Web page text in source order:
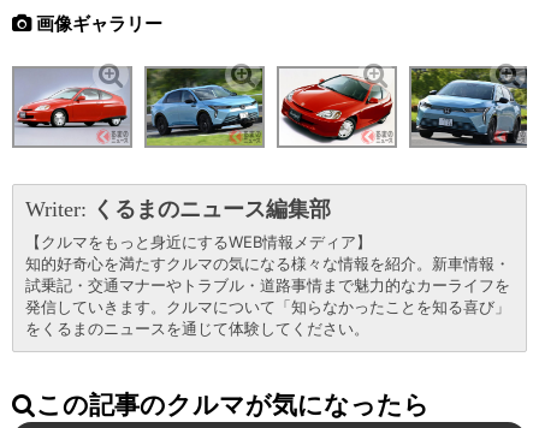
画像ギャラリー
Writer: くるまのニュース編集部
【クルマをもっと身近にするWEB情報メディア】
知的好奇心を満たすクルマの気になる様々な情報を紹介。新車情報・
試乗記・交通マナーやトラブル・道路事情まで魅力的なカーライフを
発信していきます。クルマについて「知らなかったことを知る喜び」
をくるまのニュースを通じて体験してください。
この記事のクルマが気になったら